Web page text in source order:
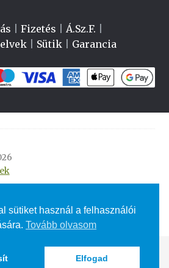
Fizetés Á.Sz.F.
| Sütik| Garancia
sütiket használ a felhasználói
Tovább olvasom
Elfogad